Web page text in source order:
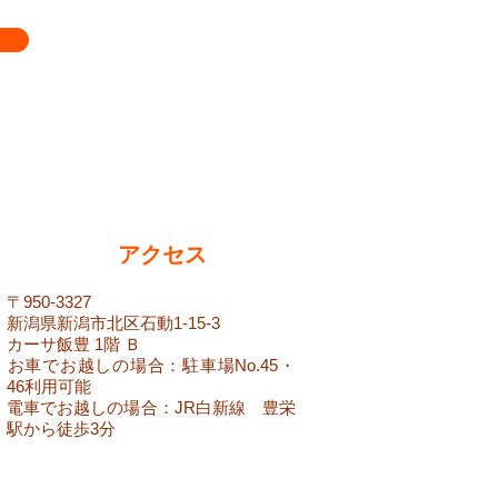
アクセス
​〒950-3327
新潟県新潟市北区石動1-15-3
カーサ飯豊 1階 Ｂ
​お車でお越しの場合：駐車場No.45・
46利用可能
​電車でお越しの場合：JR白新線 豊栄
駅から徒歩3分